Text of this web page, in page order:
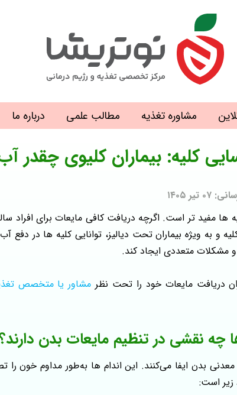
مشاوره تغذیه مطالب علمی درباره ما
کلیه: بیماران کلیوی چقدر
۱۴۰۵
مفید تر است. اگرچه دریافت کافی مایعات برای افراد
و به‌ ویژه بیماران تحت دیالیز، توانایی کلیه‌ ها در
متعددی ایجاد کند.
دریافت مایعات خود را تحت نظر مشاور یا متخصص
چه نقشی در تنظیم مایعات بدن
بدن ایفا می‌کنند. این اندام‌ ها به‌طور مداوم خون را
است: